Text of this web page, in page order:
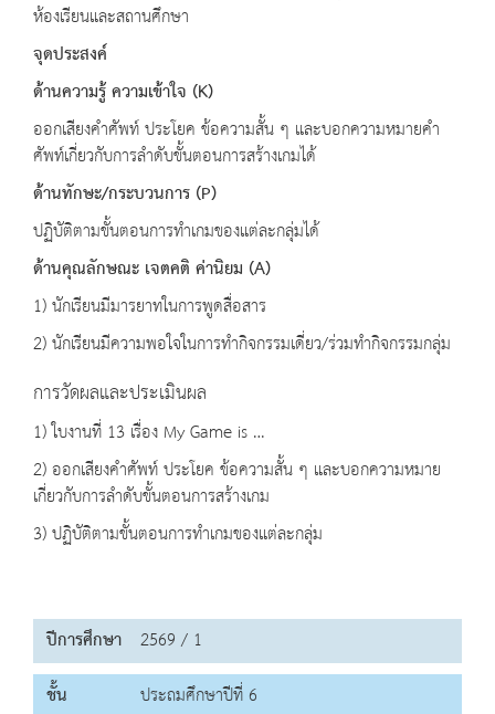
ห้องเรียนและสถานศึกษา
จุดประสงค์
ด้านความรู้ ความเข้าใจ (K)
ออกเสียงคำศัพท์ ประโยค ข้อความสั้น ๆ และบอกความหมายคำ
ศัพท์เกี่ยวกับการลำดับขั้นตอนการสร้างเกมได้
ด้านทักษะ/กระบวนการ (P)
ปฏิบัติตามขั้นตอนการทำเกมของแต่ละกลุ่มได้
ด้านคุณลักษณะ เจตคติ ค่านิยม (A)
1) นักเรียนมีมารยาทในการพูดสื่อสาร
2) นักเรียนมีความพอใจในการทำกิจกรรมเดี่ยว/ร่วมทำกิจกรรมกลุ่ม
การวัดผลและประเมินผล
1) ใบงานที่ 13 เรื่อง My Game is …
2) ออกเสียงคำศัพท์ ประโยค ข้อความสั้น ๆ และบอกความหมาย
เกี่ยวกับการลำดับขั้นตอนการสร้างเกม
3) ปฏิบัติตามขั้นตอนการทำเกมของแต่ละกลุ่ม
ปีการศึกษา 2569 / 1
ชั้น
ประถมศึกษาปีที่ 6